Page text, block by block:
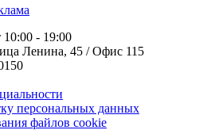
- 19:00
Ленина, 45 / Офис 115
персональных данных
файлов cookie